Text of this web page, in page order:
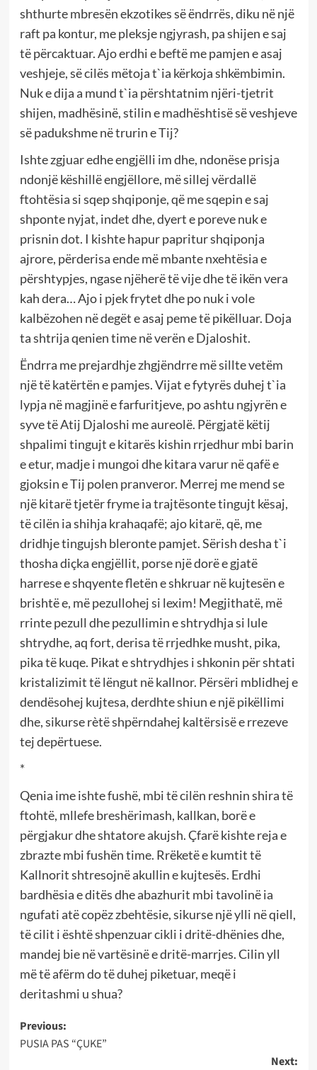
shthurte mbresën ekzotikes së ëndrrës, diku në një
raft pa kontur, me pleksje ngjyrash, pa shijen e saj
të përcaktuar. Ajo erdhi e beftë me pamjen e asaj
veshjeje, së cilës mëtoja t`ia kërkoja shkëmbimin.
Nuk e dija a mund t`ia përshtatnim njëri-tjetrit
shijen, madhësinë, stilin e madhështisë së veshjeve
së padukshme në trurin e Tij?
Ishte zgjuar edhe engjëlli im dhe, ndonëse prisja
ndonjë këshillë engjëllore, më sillej vërdallë
ftohtësia si sqep shqiponje, që me sqepin e saj
shponte nyjat, indet dhe, dyert e poreve nuk e
prisnin dot. I kishte hapur papritur shqiponja
ajrore, përderisa ende më mbante nxehtësia e
përshtypjes, ngase njëherë të vije dhe të ikën vera
kah dera… Ajo i pjek frytet dhe po nuk i vole
kalbëzohen në degët e asaj peme të pikëlluar. Doja
ta shtrija qenien time në verën e Djaloshit.
Ëndrra me prejardhje zhgjëndrre më sillte vetëm
një të katërtën e pamjes. Vijat e fytyrës duhej t`ia
lypja në magjinë e farfuritjeve, po ashtu ngjyrën e
syve të Atij Djaloshi me aureolë. Përgjatë këtij
shpalimi tingujt e kitarës kishin rrjedhur mbi barin
e etur, madje i mungoi dhe kitara varur në qafë e
gjoksin e Tij polen pranveror. Merrej me mend se
një kitarë tjetër fryme ia trajtësonte tingujt kësaj,
të cilën ia shihja krahaqafë; ajo kitarë, që, me
dridhje tingujsh bleronte pamjet. Sërish desha t`i
thosha diçka engjëllit, porse një dorë e gjatë
harrese e shqyente fletën e shkruar në kujtesën e
brishtë e, më pezullohej si lexim! Megjithatë, më
rrinte pezull dhe pezullimin e shtrydhja si lule
shtrydhe, aq fort, derisa të rrjedhke musht, pika,
pika të kuqe. Pikat e shtrydhjes i shkonin për shtati
kristalizimit të lëngut në kallnor. Përsëri mblidhej e
dendësohej kujtesa, derdhte shiun e një pikëllimi
dhe, sikurse rètë shpërndahej kaltërsisë e rrezeve
tej depërtuese.
*
Qenia ime ishte fushë, mbi të cilën reshnin shira të
ftohtë, mllefe breshërimash, kallkan, borë e
përgjakur dhe shtatore akujsh. Çfarë kishte reja e
zbrazte mbi fushën time. Rrëketë e kumtit të
Kallnorit shtresojnë akullin e kujtesës. Erdhi
bardhësia e ditës dhe abazhurit mbi tavolinë ia
ngufati atë copëz zbehtësie, sikurse një ylli në qiell,
të cilit i është shpenzuar cikli i dritë-dhënies dhe,
mandej bie në vartësinë e dritë-marrjes. Cilin yll
më të afërm do të duhej piketuar, meqë i
deritashmi u shua?
Post
navigation
Previous:
PUSIA PAS “ÇUKE”
Next: